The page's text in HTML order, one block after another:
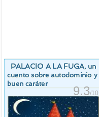
PALACIO A LA FUGA, un
cuento sobre autodominio y
buen caráter
9.3/10